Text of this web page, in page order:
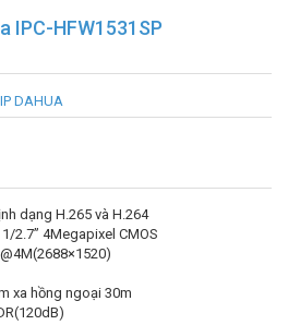
IPC-HFW1531SP
DAHUA
dạng H.265 và H.264
2.7” 4Megapixel CMOS
xa hồng ngoại 30m